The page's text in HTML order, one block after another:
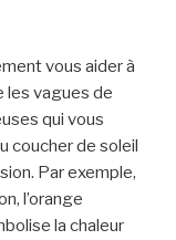
vous aider à
les vagues de
qui vous
coucher de soleil
Par exemple,
l’orange
la chaleur